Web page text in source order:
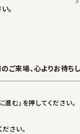
。
来場、心よりお待ちし
む」を押してください。
さい。